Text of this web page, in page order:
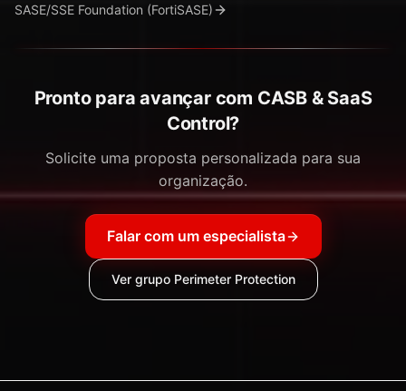
SASE/SSE Foundation (FortiSASE)
Pronto para avançar com CASB & SaaS
Control?
Solicite uma proposta personalizada para sua
organização.
Falar com um especialista
Ver grupo Perimeter Protection